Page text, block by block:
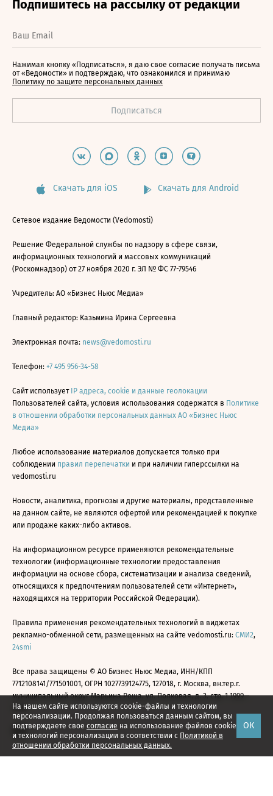
На нашем сайте используются cookie-файлы и технологии
персонализации. Продолжая пользоваться данным сайтом, вы
подтверждаете свое согласие на использование файлов cookie
и технологий персонализации в соответствии с Политикой в
отношении обработки персональных данных.
ОК
Нажимая кнопку «Подписаться», я даю свое согласие получать письма
от «Ведомости» и подтверждаю, что ознакомился и принимаю
Политику по защите персональных данных
Скачать для iOS Скачать для Android
Сетевое издание Ведомости (Vedomosti)
Решение Федеральной службы по надзору в сфере связи,
информационных технологий и массовых коммуникаций
(Роскомнадзор) от 27 ноября 2020 г. ЭЛ № ФС 77-79546
Учредитель: АО «Бизнес Ньюс Медиа»
Главный редактор: Казьмина Ирина Сергеевна
Электронная почта: news@vedomosti.ru
Телефон: +7 495 956-34-58
Сайт использует IP адреса, cookie и данные геолокации
Пользователей сайта, условия использования содержатся в Политике
в отношении обработки персональных данных АО «Бизнес Ньюс
Медиа»
Любое использование материалов допускается только при
соблюдении правил перепечатки и при наличии гиперссылки на
vedomosti.ru
Новости, аналитика, прогнозы и другие материалы, представленные
на данном сайте, не являются офертой или рекомендацией к покупке
или продаже каких-либо активов.
На информационном ресурсе применяются рекомендательные
технологии (информационные технологии предоставления
информации на основе сбора, систематизации и анализа сведений,
относящихся к предпочтениям пользователей сети «Интернет»,
находящихся на территории Российской Федерации).
Правила применения рекомендательных технологий в виджетах
рекламно-обменной сети, размещенных на сайте vedomosti.ru: СМИ2,
24smi
Все права защищены © АО Бизнес Ньюс Медиа, ИНН/КПП
7712108141/771501001, ОГРН 1027739124775, 127018, г. Москва, вн.тер.г.
муниципальный округ Марьина Роща, ул. Полковая, д. 3, стр. 1 1999—
2026